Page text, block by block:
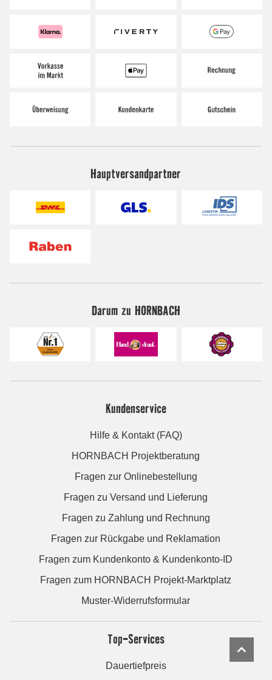
Hauptversandpartner
Darum zu HORNBACH
Kundenservice
Hilfe & Kontakt (FAQ)
HORNBACH Projektberatung
Fragen zur Onlinebestellung
Fragen zu Versand und Lieferung
Fragen zu Zahlung und Rechnung
Fragen zur Rückgabe und Reklamation
Fragen zum Kundenkonto & Kundenkonto-ID
Fragen zum HORNBACH Projekt-Marktplatz
Muster-Widerrufsformular
Top-Services
Dauertiefpreis